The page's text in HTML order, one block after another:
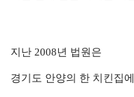
지난 2008년 법원은
경기도 안양의 한 치킨집